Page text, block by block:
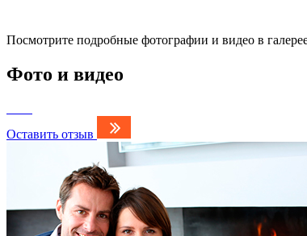
Посмотрите подробные фотографии и видео в
Фото и видео
Оставить отзыв